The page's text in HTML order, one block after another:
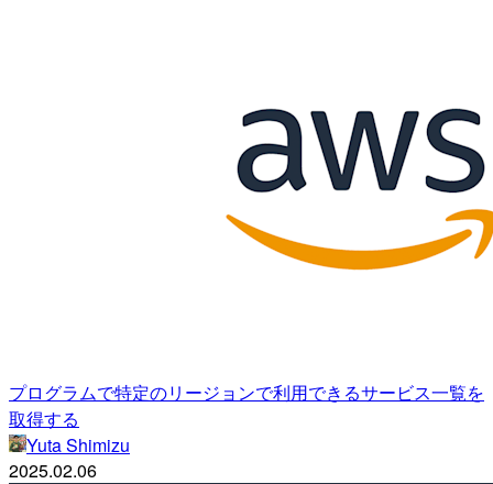
プログラムで特定のリージョンで利用できるサービス一覧を
取得する
Yuta Shimizu
2025.02.06